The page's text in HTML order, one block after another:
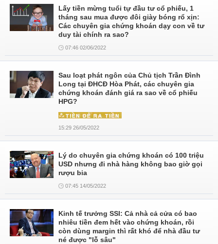
Lấy tiền mừng tuổi tự đầu tư cổ phiếu, 1
tháng sau mua được đôi giày bóng rổ xịn:
Các chuyên gia chứng khoán dạy con về tư
duy tài chính ra sao?
07:46 02/06/2022
Sau loạt phát ngôn của Chủ tịch Trần Đình
Long tại ĐHCĐ Hòa Phát, các chuyên gia
chứng khoán đánh giá ra sao về cổ phiếu
HPG?
15:29 26/05/2022
Lý do chuyên gia chứng khoán có 100 triệu
USD nhưng đi nhà hàng không bao giờ gọi
rượu bia
07:45 14/05/2022
Kinh tế trưởng SSI: Cả nhà cả cửa có bao
nhiêu tiền đem hết vào chứng khoán, rồi
còn dùng margin thì rất khó để nhà đầu tư
né được "lỗ sâu"